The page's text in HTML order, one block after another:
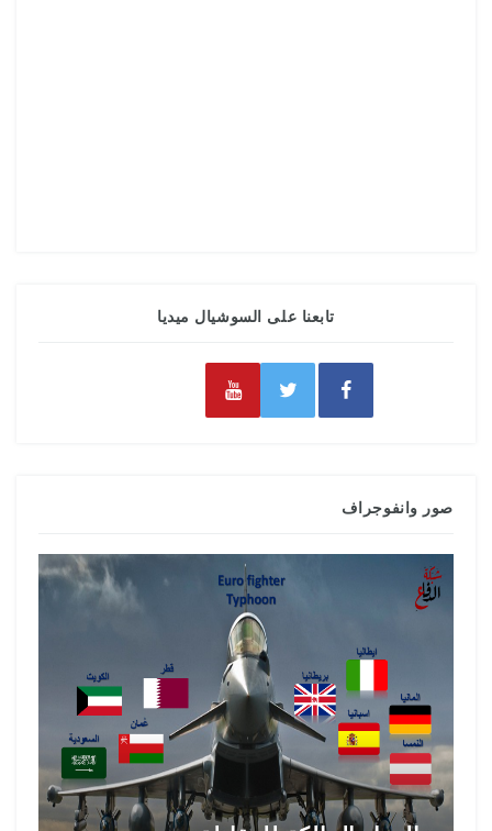
تابعنا على السوشيال ميديا
صور وانفوجراف